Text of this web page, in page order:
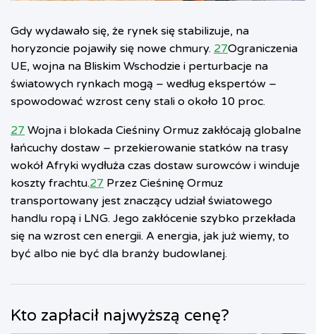
Gdy wydawało się, że rynek się stabilizuje, na
horyzoncie pojawiły się nowe chmury. 27Ograniczenia
UE, wojna na Bliskim Wschodzie i perturbacje na
światowych rynkach mogą – według ekspertów –
spowodować wzrost ceny stali o około 10 proc.
27 Wojna i blokada Cieśniny Ormuz zakłócają globalne
łańcuchy dostaw – przekierowanie statków na trasy
wokół Afryki wydłuża czas dostaw surowców i winduje
koszty frachtu.27 Przez Cieśninę Ormuz
transportowany jest znaczący udział światowego
handlu ropą i LNG. Jego zakłócenie szybko przekłada
się na wzrost cen energii. A energia, jak już wiemy, to
być albo nie być dla branży budowlanej.
Kto zapłacił najwyższą cenę?